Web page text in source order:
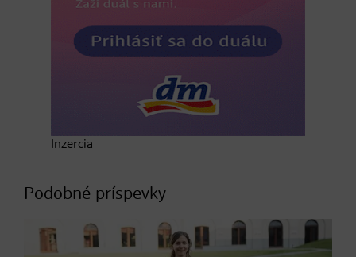
Inzercia
Podobné príspevky